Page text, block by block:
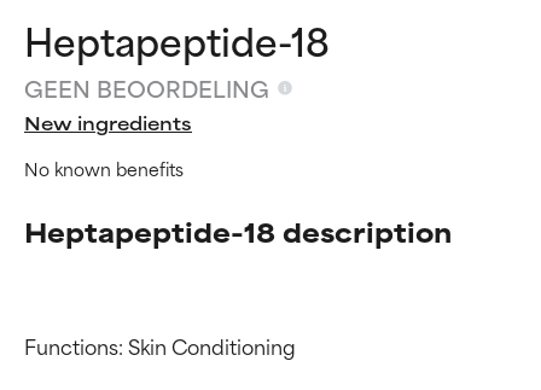
Heptapeptide-18
GEEN BEOORDELING
New ingredients
No known benefits
Heptapeptide-18 description
Functions: Skin Conditioning